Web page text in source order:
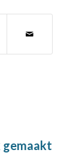
gemaakt